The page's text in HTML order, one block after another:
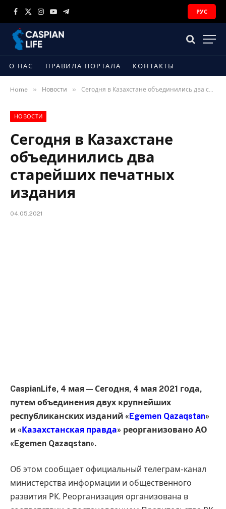
Facebook
X
Instagram
YouTubeTelegram
РУС
О НАС ПРАВИЛА ПОРТАЛА КОНТАКТЫ
Home » Новости » Сегодня в Казахстане объединились два старейших печатных издания
НОВОСТИ
Сегодня в Казахстане
объединились два
старейших печатных
издания
04.05.2021
CaspianLife, 4 мая — Сегодня, 4 мая 2021 года,
путем объединения двух крупнейших
республиканских изданий «Egemen Qazaqstan»
и «Казахстанская правда» реорганизовано АО
«Egemen Qazaqstan».
Об этом сообщает официальный телеграм-канал
министерства информации и общественного
развития РК. Реорганизация организована в